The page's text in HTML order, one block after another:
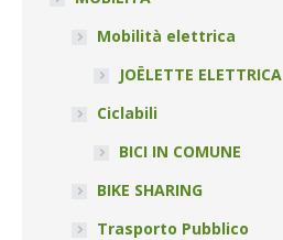
Mobilità elettrica
JOËLETTE ELETTRICA
Ciclabili
BICI IN COMUNE
BIKE SHARING
Trasporto Pubblico